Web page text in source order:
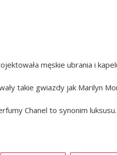
męskie ubrania i
takie gwiazdy jak Marilyn
Chanel to synonim luksusu.